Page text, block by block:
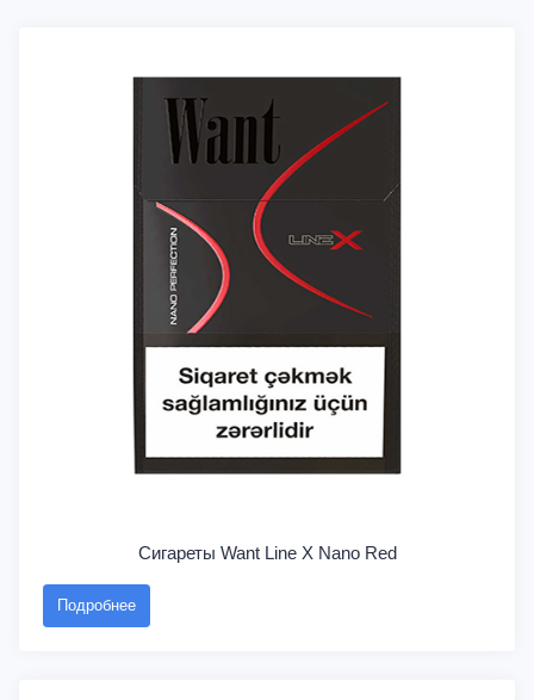
Сигареты Want Line X Nano Red
Подробнее